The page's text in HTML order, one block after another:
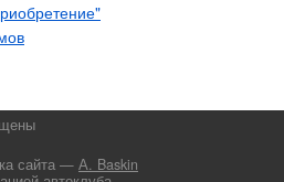
сайта — А. Baskin